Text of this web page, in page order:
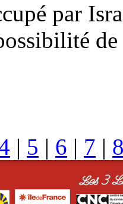
par
| 5 | 6 | 7 |